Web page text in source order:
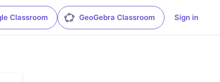
Classroom GeoGebra Classroom Sign in